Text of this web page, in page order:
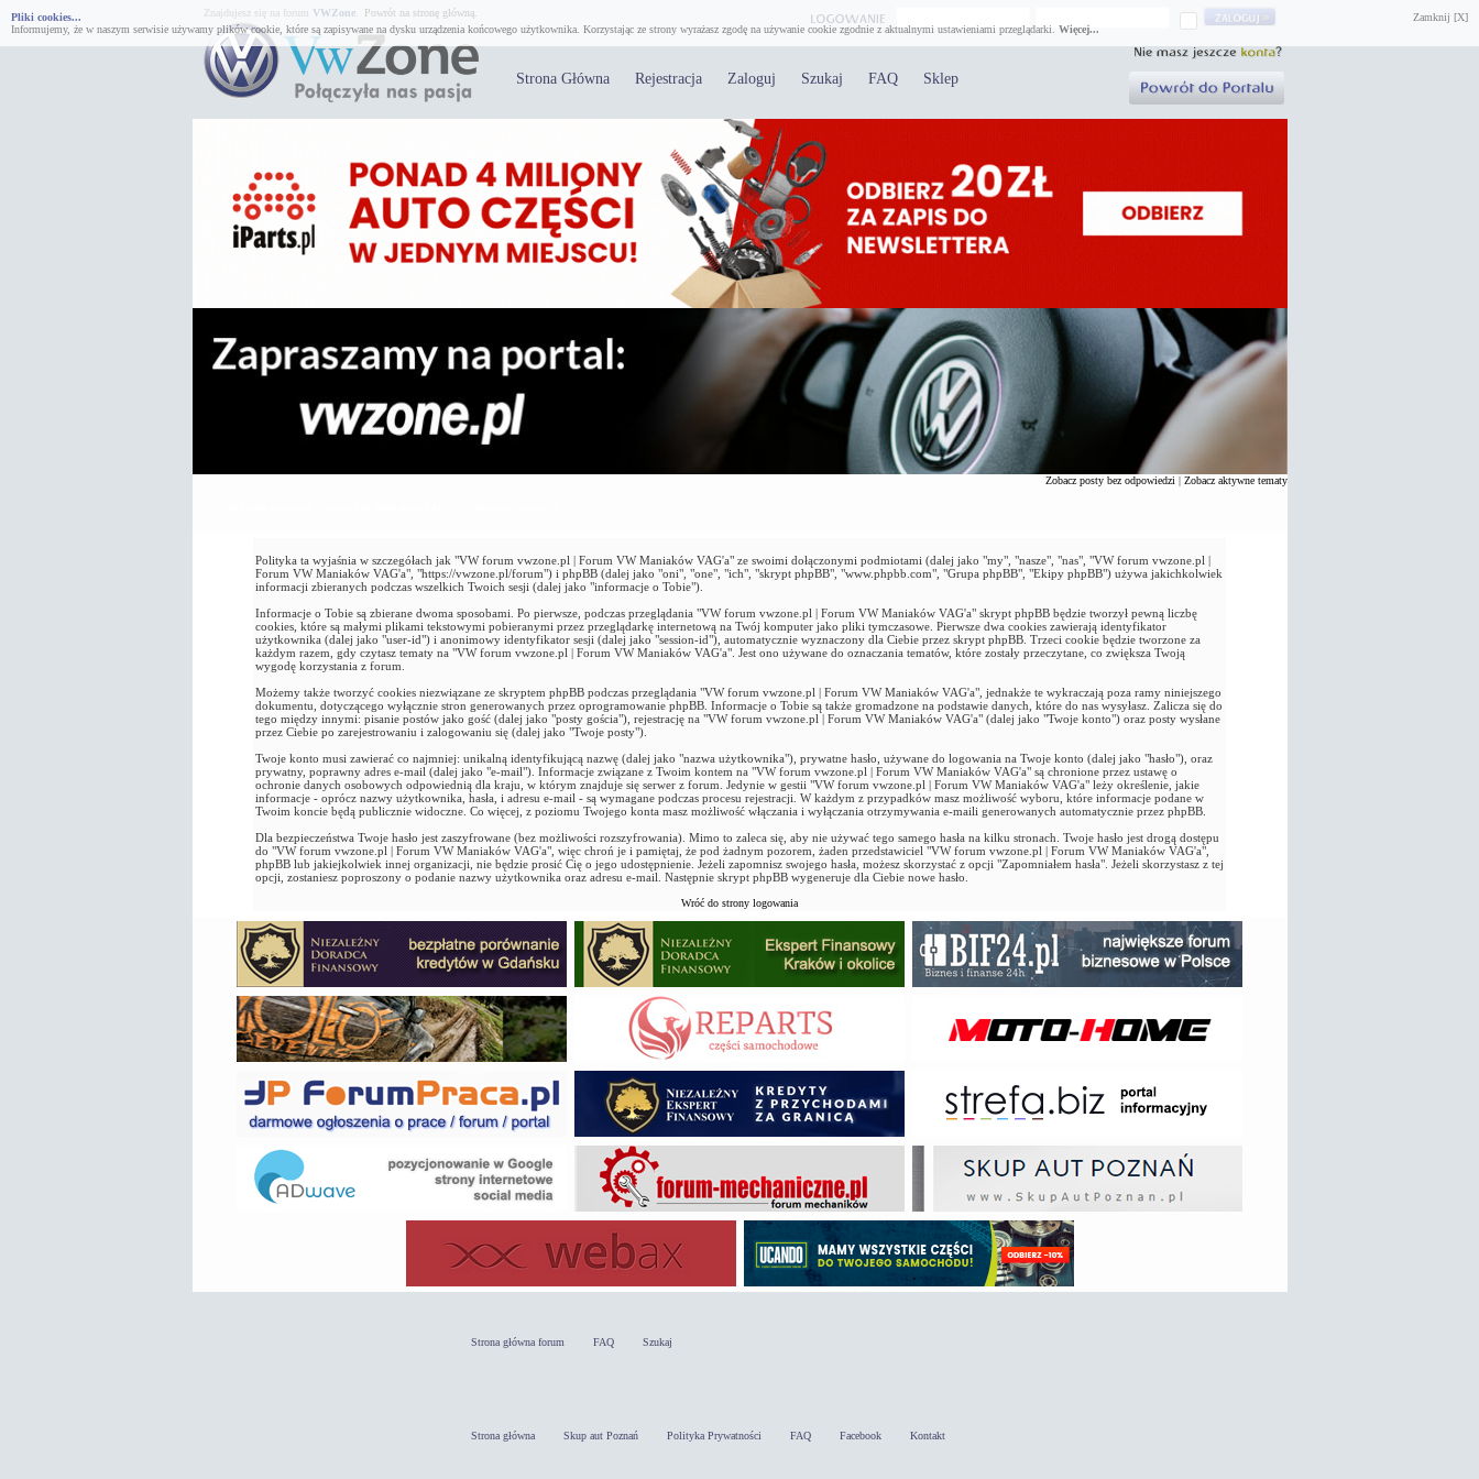
Zamknij [X]
Pliki cookies...
Informujemy, że w naszym serwisie używamy plików cookie, które są zapisywane na dysku urządzenia końcowego użytkownika. Korzystając ze strony wyrażasz zgodę na używanie cookie zgodnie z aktualnymi ustawieniami przeglądarki. Więcej...
Znajdujesz się na forum VWZone. Powrót na stronę główną.
Strona Główna Rejestracja Zaloguj Szukaj FAQ Sklep
Zobacz posty bez odpowiedzi | Zobacz aktywne tematy
Polityka ta wyjaśnia w szczegółach jak "VW forum vwzone.pl | Forum VW Maniaków VAG'a" ze swoimi dołączonymi podmiotami (dalej jako "my", "nasze", "nas", "VW forum vwzone.pl |
Forum VW Maniaków VAG'a", "https://vwzone.pl/forum") i phpBB (dalej jako "oni", "one", "ich", "skrypt phpBB", "www.phpbb.com", "Grupa phpBB", "Ekipy phpBB") używa jakichkolwiek
informacji zbieranych podczas wszelkich Twoich sesji (dalej jako "informacje o Tobie").
Informacje o Tobie są zbierane dwoma sposobami. Po pierwsze, podczas przeglądania "VW forum vwzone.pl | Forum VW Maniaków VAG'a" skrypt phpBB będzie tworzył pewną liczbę
cookies, które są małymi plikami tekstowymi pobieranymi przez przeglądarkę internetową na Twój komputer jako pliki tymczasowe. Pierwsze dwa cookies zawierają identyfikator
użytkownika (dalej jako "user-id") i anonimowy identyfikator sesji (dalej jako "session-id"), automatycznie wyznaczony dla Ciebie przez skrypt phpBB. Trzeci cookie będzie tworzone za
każdym razem, gdy czytasz tematy na "VW forum vwzone.pl | Forum VW Maniaków VAG'a". Jest ono używane do oznaczania tematów, które zostały przeczytane, co zwiększa Twoją
wygodę korzystania z forum.
Możemy także tworzyć cookies niezwiązane ze skryptem phpBB podczas przeglądania "VW forum vwzone.pl | Forum VW Maniaków VAG'a", jednakże te wykraczają poza ramy niniejszego
dokumentu, dotyczącego wyłącznie stron generowanych przez oprogramowanie phpBB. Informacje o Tobie są także gromadzone na podstawie danych, które do nas wysyłasz. Zalicza się do
tego między innymi: pisanie postów jako gość (dalej jako "posty gościa"), rejestrację na "VW forum vwzone.pl | Forum VW Maniaków VAG'a" (dalej jako "Twoje konto") oraz posty wysłane
przez Ciebie po zarejestrowaniu i zalogowaniu się (dalej jako "Twoje posty").
Twoje konto musi zawierać co najmniej: unikalną identyfikującą nazwę (dalej jako "nazwa użytkownika"), prywatne hasło, używane do logowania na Twoje konto (dalej jako "hasło"), oraz
prywatny, poprawny adres e-mail (dalej jako "e-mail"). Informacje związane z Twoim kontem na "VW forum vwzone.pl | Forum VW Maniaków VAG'a" są chronione przez ustawę o
ochronie danych osobowych odpowiednią dla kraju, w którym znajduje się serwer z forum. Jedynie w gestii "VW forum vwzone.pl | Forum VW Maniaków VAG'a" leży określenie, jakie
informacje - oprócz nazwy użytkownika, hasła, i adresu e-mail - są wymagane podczas procesu rejestracji. W każdym z przypadków masz możliwość wyboru, które informacje podane w
Twoim koncie będą publicznie widoczne. Co więcej, z poziomu Twojego konta masz możliwość włączania i wyłączania otrzymywania e-maili generowanych automatycznie przez phpBB.
Dla bezpieczeństwa Twoje hasło jest zaszyfrowane (bez możliwości rozszyfrowania). Mimo to zaleca się, aby nie używać tego samego hasła na kilku stronach. Twoje hasło jest drogą dostępu
do "VW forum vwzone.pl | Forum VW Maniaków VAG'a", więc chroń je i pamiętaj, że pod żadnym pozorem, żaden przedstawiciel "VW forum vwzone.pl | Forum VW Maniaków VAG'a",
phpBB lub jakiejkolwiek innej organizacji, nie będzie prosić Cię o jego udostępnienie. Jeżeli zapomnisz swojego hasła, możesz skorzystać z opcji "Zapomniałem hasła". Jeżeli skorzystasz z tej
opcji, zostaniesz poproszony o podanie nazwy użytkownika oraz adresu e-mail. Następnie skrypt phpBB wygeneruje dla Ciebie nowe hasło.
Wróć do strony logowania
Strona główna forum FAQ Szukaj
Strona główna Skup aut Poznań Polityka Prywatności FAQ Facebook Kontakt